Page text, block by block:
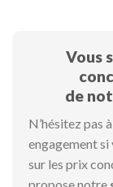
Vous
de
N’hésitez pas
engagement si
sur les prix